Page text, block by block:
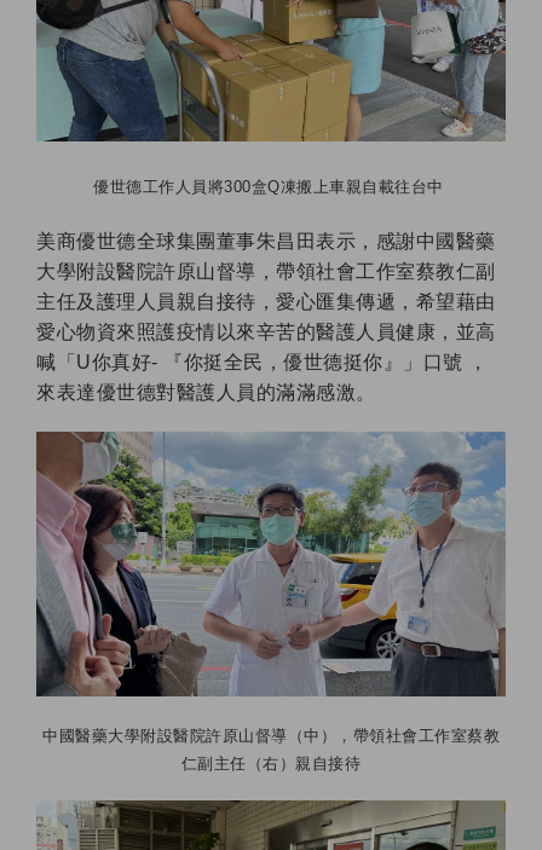
優世德工作人員將300盒Q凍搬上車親自載往台中
美商優世德全球集團董事朱昌田表示，感謝中國醫藥
大學附設醫院許原山督導，帶領社會工作室蔡教仁副
主任及護理人員親自接待，愛心匯集傳遞，希望藉由
愛心物資來照護疫情以來辛苦的醫護人員健康，並高
喊「U你真好- 『你挺全民，優世德挺你』」口號 ，
來表達優世德對醫護人員的滿滿感激。
中國醫藥大學附設醫院許原山督導（中），帶領社會工作室蔡教
仁副主任（右）親自接待